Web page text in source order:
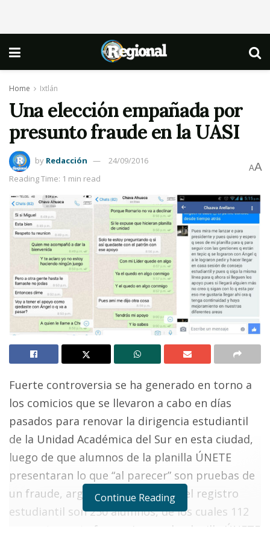
Home Ixtlán
Una elección empañada por
presunto fraude en la UASI
by Redacción
24/09/2016
Reading Time: 1 min read
AA
Fuerte controversia se ha generado en torno a
los comicios que se llevaron a cabo en días
pasados para renovar la dirigencia estudiantil
de la Unidad Académica del Sur en esta ciudad,
luego de que alumnos de la planilla ÚNETE
presentaran lo que “al parecer” son pruebas de
un fraude, argumentando que en el registro
estudiantil son 250 alumnos, de los cuales 112
presuntamente favorecieron a la planilla ÚNETE
Continue Reading